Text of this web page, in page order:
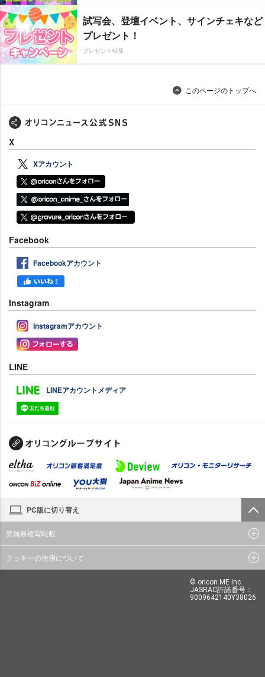
試写会、登壇イベント、サインチェキなど
プレゼント！
プレゼント特集
このページのトップへ
X
Xアカウント
Facebook
Facebookアカウント
Instagram
Instagramアカウント
LINE
LINEアカウントメディア
PC版に切り替え
禁無断複写転載
クッキーの使用について
© oricon ME inc.
JASRAC許諾番号：
9009642140Y38026